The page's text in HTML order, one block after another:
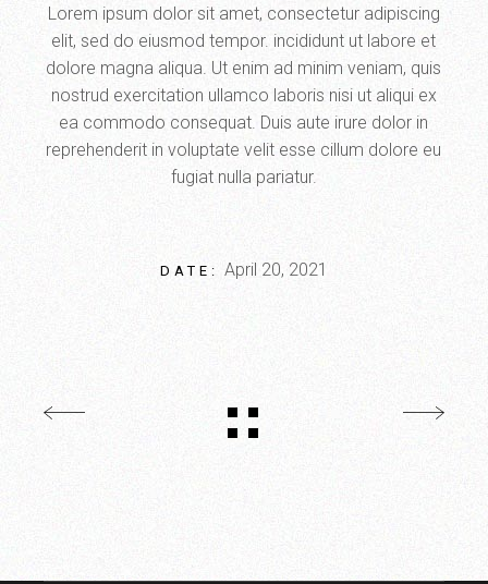
Lorem ipsum dolor sit amet, consectetur adipiscing
elit, sed do eiusmod tempor. incididunt ut labore et
dolore magna aliqua. Ut enim ad minim veniam, quis
nostrud exercitation ullamco laboris nisi ut aliqui ex
ea commodo consequat. Duis aute irure dolor in
reprehenderit in voluptate velit esse cillum dolore eu
fugiat nulla pariatur.
DATE: April 20, 2021